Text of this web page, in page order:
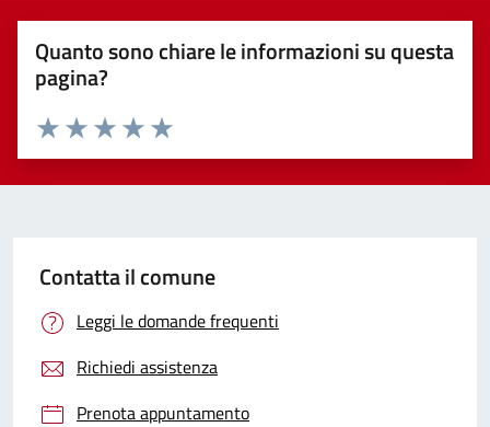
Quanto sono chiare le informazioni su questa
pagina?
Valuta 5 stelle su 5
Valuta 4 stelle su 5
Valuta 3 stelle su 5
Valuta 2 stelle su 5
Valuta 1 stelle su 5
Contatta il comune
Leggi le domande frequenti
Richiedi assistenza
Prenota appuntamento